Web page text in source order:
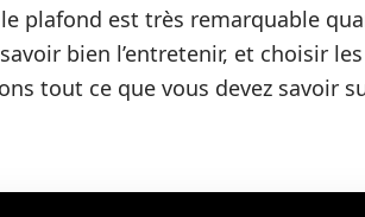
plafond est très remarquable
bien l’entretenir, et choisir
tout ce que vous devez savoir